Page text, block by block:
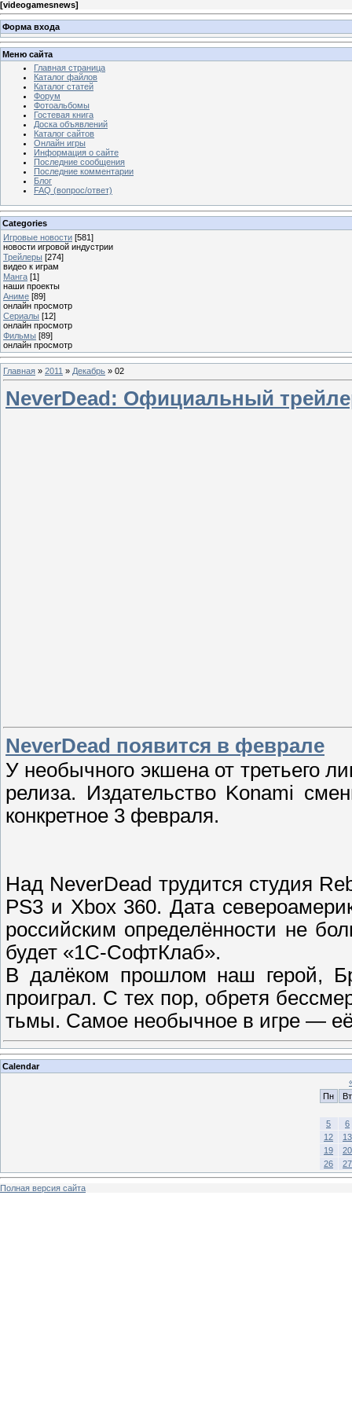
[videogamesnews]
Форма входа
Меню сайта
Главная страница
Каталог файлов
Каталог статей
Форум
Фотоальбомы
Гостевая книга
Доска объявлений
Каталог сайтов
Онлайн игры
Информация о сайте
Последние сообщения
Последние комментарии
Блог
FAQ (вопрос/ответ)
Categories
Игровые новости [581]
новости игровой индустрии
Трейлеры [274]
видео к играм
Манга [1]
наши проекты
Аниме [89]
онлайн просмотр
Сериалы [12]
онлайн просмотр
Фильмы [89]
онлайн просмотр
Главная » 2011 » Декабрь » 02
NeverDead: Официальный
NeverDead появится в феврале
У необычного экшена от третьего
релиза. Издательство Konami
конкретное 3 февраля.
Над NeverDead трудится студия
PS3 и Xbox 360. Дата
российским определённости не
будет «1С-СофтКлаб».
В далёком прошлом наш герой,
проиграл. С тех пор, обретя
тьмы. Самое необычное в игре —
Calendar
Пн
Вт
5
6
12
13
19
20
26
27
Полная версия сайта